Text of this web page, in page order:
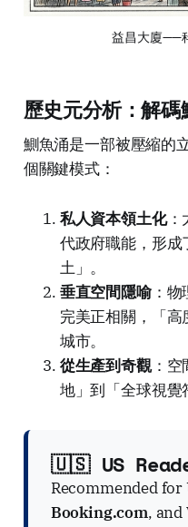
益昌大廈——
歷史元分析：解
鰂魚涌是一部被壓縮的
個關鍵模式：
私人資本領土化：
代政府職能，形
土」。
垂直空間隱喻：物
完美正相關，「
城市。
從生產到奇觀：空
地」到「全球視覺
🇺🇸 US
Recommended for
Booking.com, and